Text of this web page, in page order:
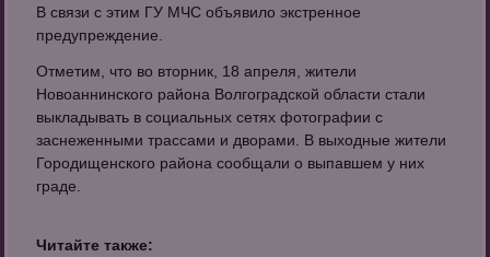
В связи с этим ГУ МЧС объявило экстренное
предупреждение.
Отметим, что во вторник, 18 апреля, жители
Новоаннинского района Волгоградской области стали
выкладывать в социальных сетях фотографии с
заснеженными трассами и дворами. В выходные жители
Городищенского района сообщали о выпавшем у них
граде.
Читайте также: